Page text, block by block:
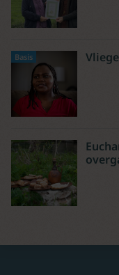
Basis